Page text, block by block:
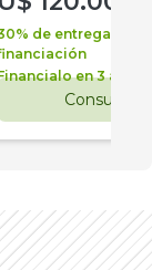
de entrega +
en 3 años
Consultar